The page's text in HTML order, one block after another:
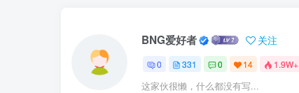
BNG爱好者 关注
0 331 0 14 1.9W+
这家伙很懒，什么都没有写...